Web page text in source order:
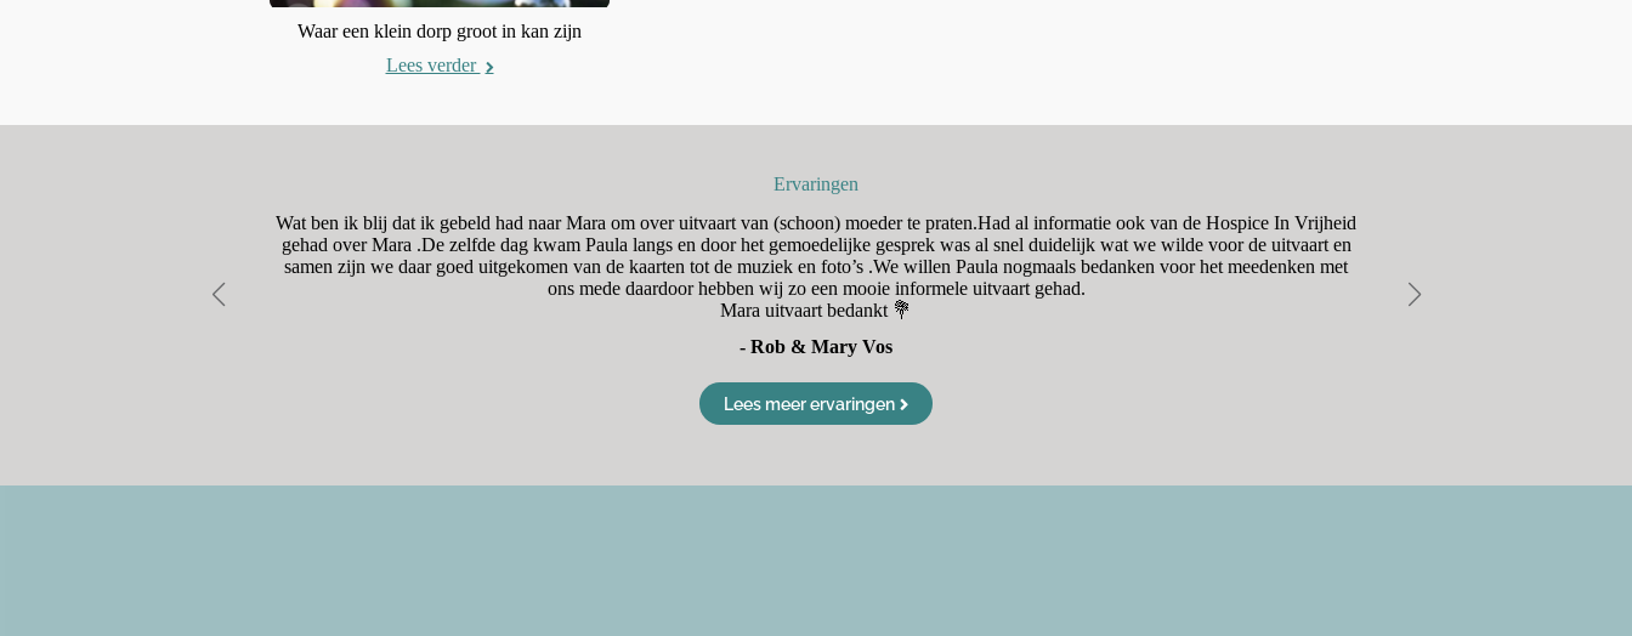
Waar een klein dorp groot in kan zijn
Lees verder
Ervaringen
Wat ben ik blij dat ik gebeld had naar Mara om over uitvaart van (schoon) moeder te praten.Had al informatie ook van de Hospice In Vrijheid
gehad over Mara .De zelfde dag kwam Paula langs en door het gemoedelijke gesprek was al snel duidelijk wat we wilde voor de uitvaart en
samen zijn we daar goed uitgekomen van de kaarten tot de muziek en foto’s .We willen Paula nogmaals bedanken voor het meedenken met
ons mede daardoor hebben wij zo een mooie informele uitvaart gehad.
Mara uitvaart bedankt 💐
- Rob & Mary Vos
Lees meer ervaringen